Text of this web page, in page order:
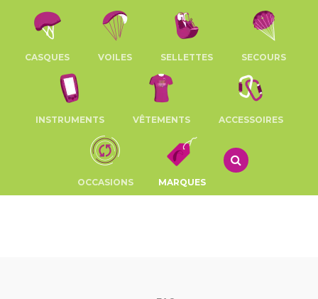
CASQUES VOILES SELLETTES SECOURS
INSTRUMENTS VÊTEMENTS ACCESSOIRES
OCCASIONS MARQUES